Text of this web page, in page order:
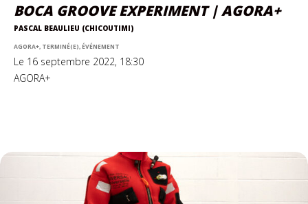
BOCA GROOVE EXPERIMENT | AGORA+
PASCAL BEAULIEU (CHICOUTIMI)
AGORA+, TERMINÉ(E), ÉVÉNEMENT
Le 16 septembre 2022, 18:30
AGORA+